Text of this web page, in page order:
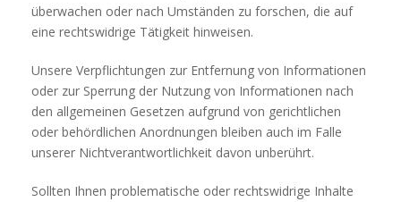
überwachen oder nach Umständen zu forschen, die auf
eine rechtswidrige Tätigkeit hinweisen.
Unsere Verpflichtungen zur Entfernung von Informationen
oder zur Sperrung der Nutzung von Informationen nach
den allgemeinen Gesetzen aufgrund von gerichtlichen
oder behördlichen Anordnungen bleiben auch im Falle
unserer Nichtverantwortlichkeit davon unberührt.
Sollten Ihnen problematische oder rechtswidrige Inhalte